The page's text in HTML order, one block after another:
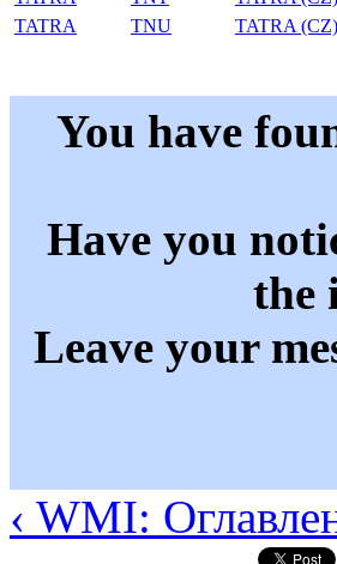
TATRA
TNU TATRA (CZ)
You have
Have you
the
Leave your
‹ WMI: